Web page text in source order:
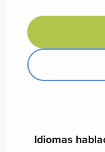
Idiomas
Idiomas